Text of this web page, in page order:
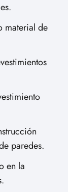
material de
paredes.
en la